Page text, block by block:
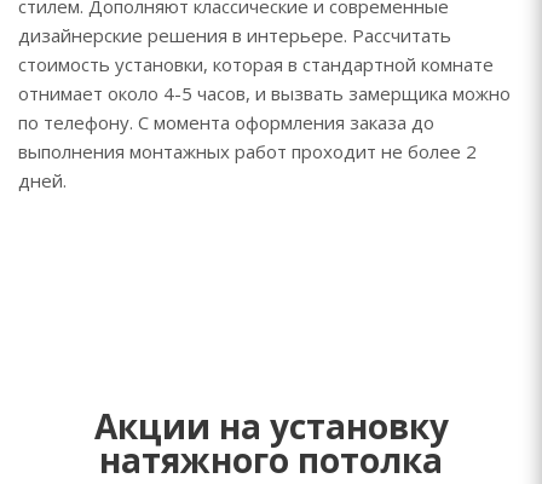
стилем. Дополняют классические и современные
дизайнерские решения в интерьере. Рассчитать
стоимость установки, которая в стандартной комнате
отнимает около 4-5 часов, и вызвать замерщика можно
по телефону. С момента оформления заказа до
выполнения монтажных работ проходит не более 2
дней.
Акции на установку
натяжного потолка